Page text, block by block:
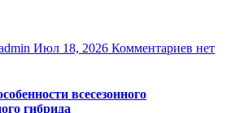
Июл 18, 2026 Комментариев нет
всесезонного
гибрида